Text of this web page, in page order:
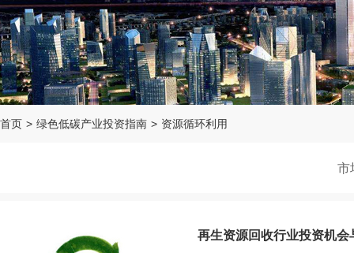
首页 > 绿色低碳产业投资指南 > 资源循环利用
市
再生资源回收行业投资机